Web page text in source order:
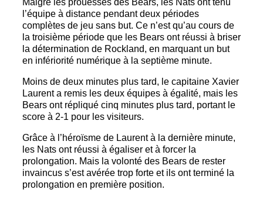
Malgré les prouesses des Bears, les Nats ont tenu
l’équipe à distance pendant deux périodes
complètes de jeu sans but. Ce n’est qu’au cours de
la troisième période que les Bears ont réussi à briser
la détermination de Rockland, en marquant un but
en infériorité numérique à la septième minute.
Moins de deux minutes plus tard, le capitaine Xavier
Laurent a remis les deux équipes à égalité, mais les
Bears ont répliqué cinq minutes plus tard, portant le
score à 2-1 pour les visiteurs.
Grâce à l’héroïsme de Laurent à la dernière minute,
les Nats ont réussi à égaliser et à forcer la
prolongation. Mais la volonté des Bears de rester
invaincus s’est avérée trop forte et ils ont terminé la
prolongation en première position.